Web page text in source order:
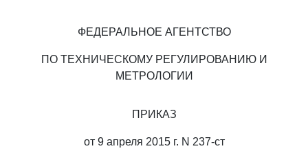
ФЕДЕРАЛЬНОЕ АГЕНТСТВО
ПО ТЕХНИЧЕСКОМУ РЕГУЛИРОВАНИЮ И
МЕТРОЛОГИИ
ПРИКАЗ
от 9 апреля 2015 г. N 237-ст